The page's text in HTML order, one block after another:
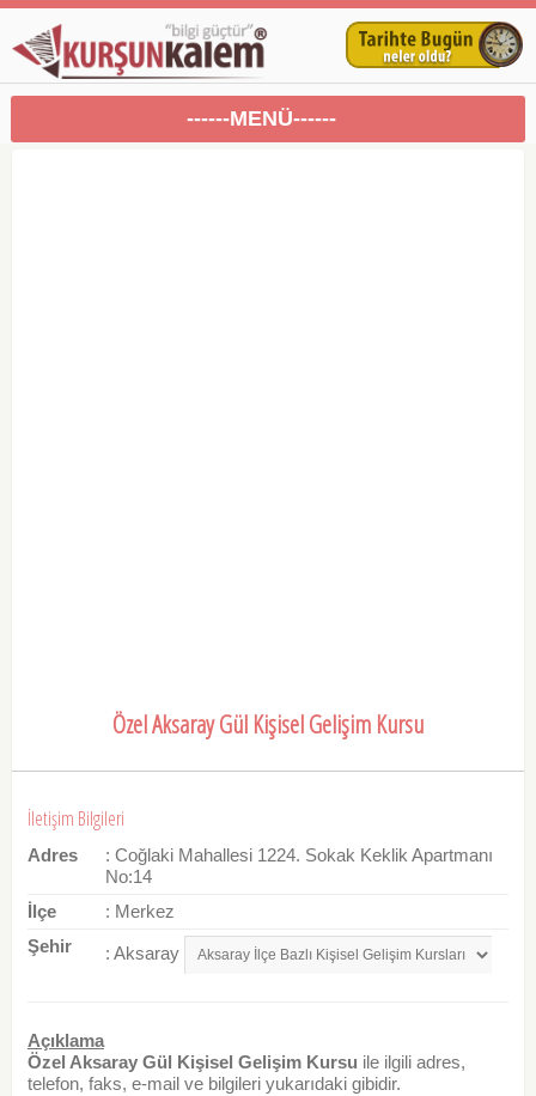
------MENÜ------
Özel Aksaray Gül Kişisel Gelişim Kursu
İletişim Bilgileri
Adres
: Coğlaki Mahallesi 1224. Sokak Keklik Apartmanı
No:14
İlçe
: Merkez
Şehir
: Aksaray
Açıklama
Özel Aksaray Gül Kişisel Gelişim Kursu ile ilgili adres,
telefon, faks, e-mail ve bilgileri yukarıdaki gibidir.